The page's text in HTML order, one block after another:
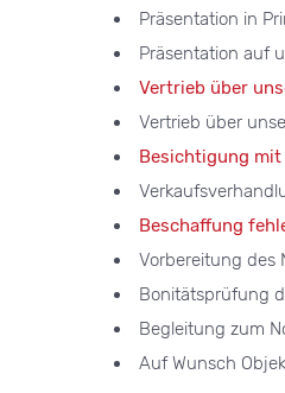
Präsentation in
Präsentation auf
Vertrieb über
Vertrieb über
Besichtigung
Beschaffung
Vorbereitung des
Bonitätsprüfung
Begleitung zum
Auf Wunsch